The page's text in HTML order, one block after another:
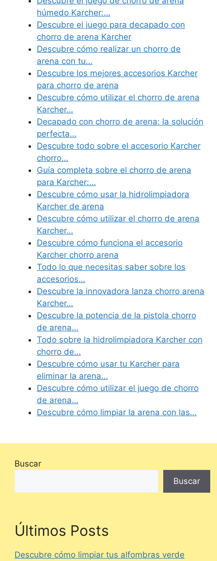
húmedo Karcher:…
Descubre el juego para decapado con
chorro de arena Karcher
Descubre cómo realizar un chorro de
arena con tu…
Descubre los mejores accesorios Karcher
para chorro de arena
Descubre cómo utilizar el chorro de arena
Karcher…
Decapado con chorro de arena: la solución
perfecta…
Descubre todo sobre el accesorio Karcher
chorro…
Guía completa sobre el chorro de arena
para Karcher:…
Descubre cómo usar la hidrolimpiadora
Karcher de arena
Descubre cómo utilizar el chorro de arena
Karcher…
Descubre cómo funciona el accesorio
Karcher chorro arena
Todo lo que necesitas saber sobre los
accesorios…
Descubre la innovadora lanza chorro arena
Karcher…
Descubre la potencia de la pistola chorro
de arena…
Todo sobre la hidrolimpiadora Karcher con
chorro de…
Descubre cómo usar tu Karcher para
eliminar la arena…
Descubre cómo utilizar el juego de chorro
de arena…
Descubre cómo limpiar la arena con las…
Buscar
Buscar
Últimos Posts
Descubre cómo limpiar tus alfombras verde